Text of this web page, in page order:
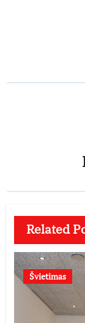
Related
Švietimas